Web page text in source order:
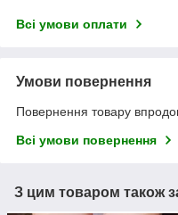
Всі умови оплати
Умови повернення
Повернення товару
Всі умови повернення
З цим товаром також